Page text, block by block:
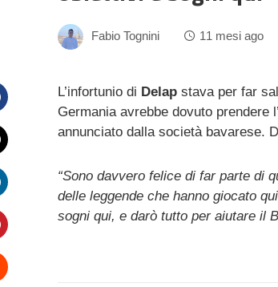
Fabio Tognini 11 mesi ago
L’infortunio di Delap stava per far
Germania avrebbe dovuto prendere
annunciato dalla società bavarese.
“Sono davvero felice di far parte di
delle leggende che hanno giocato
sogni qui, e darò tutto per aiutare il